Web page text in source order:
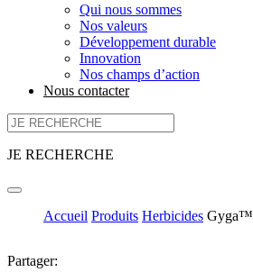
Qui nous sommes
Nos valeurs
Développement durable
Innovation
Nos champs d’action
Nous contacter
JE RECHERCHE
Accueil Produits Herbicides Gyga™
Partager: